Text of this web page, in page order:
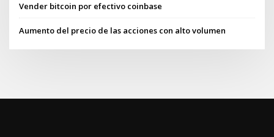
Vender bitcoin por efectivo coinbase
Aumento del precio de las acciones con alto volumen